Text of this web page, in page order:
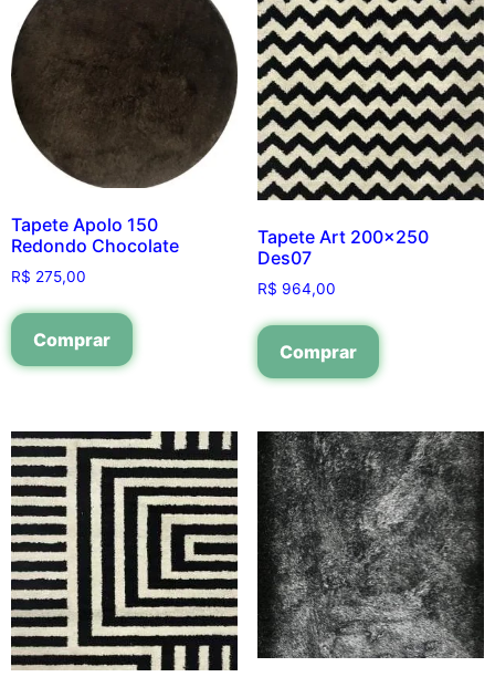
Tapete Apolo 150
Redondo Chocolate
R$ 275,00
Comprar
Tapete Art 200×250
Des07
R$ 964,00
Comprar